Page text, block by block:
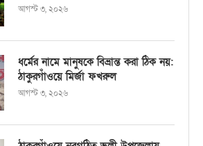
আগস্ট ৩, ২০২৬
ধর্মের নামে মানুষকে বিভ্রান্ত করা ঠিক নয়:
ঠাকুরগাঁওয়ে মির্জা ফখরুল
আগস্ট ৩, ২০২৬